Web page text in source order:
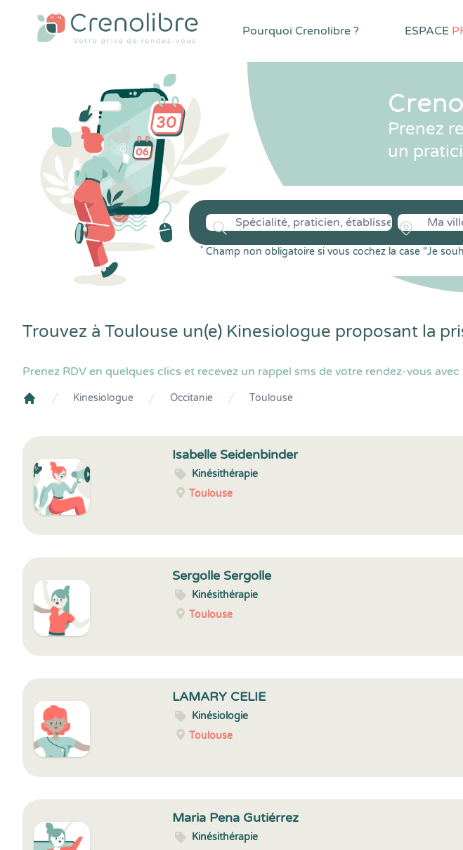
Pourquoi Crenolibre ? ESPACE
Prenez
un
* Champ non obligatoire si vous cochez la case "Je
Trouvez à Toulouse un(e) Kinesiologue proposant la
Prenez RDV en quelques clics et recevez un rappel sms de votre rendez-vous
Kinesiologue Occitanie Toulouse
Isabelle Seidenbinder
Kinésithérapie
Toulouse
Sergolle Sergolle
Kinésithérapie
Toulouse
LAMARY CELIE
Kinésiologie
Toulouse
Maria Pena Gutiérrez
Kinésithérapie